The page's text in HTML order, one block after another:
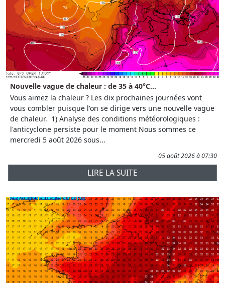
Nouvelle vague de chaleur : de 35 à 40°C...
Vous aimez la chaleur ? Les dix prochaines journées vont
vous combler puisque l'on se dirige vers une nouvelle vague
de chaleur. 1) Analyse des conditions météorologiques :
l'anticyclone persiste pour le moment Nous sommes ce
mercredi 5 août 2026 sous...
05 août 2026 à 07:30
LIRE LA SUITE